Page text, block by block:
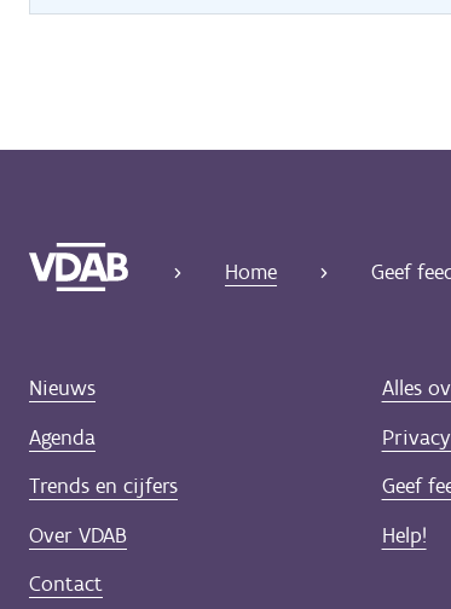
Home Geef
Nieuws
Agenda
Trends en cijfers
Over VDAB
Contact
Alles
Geef
Help!